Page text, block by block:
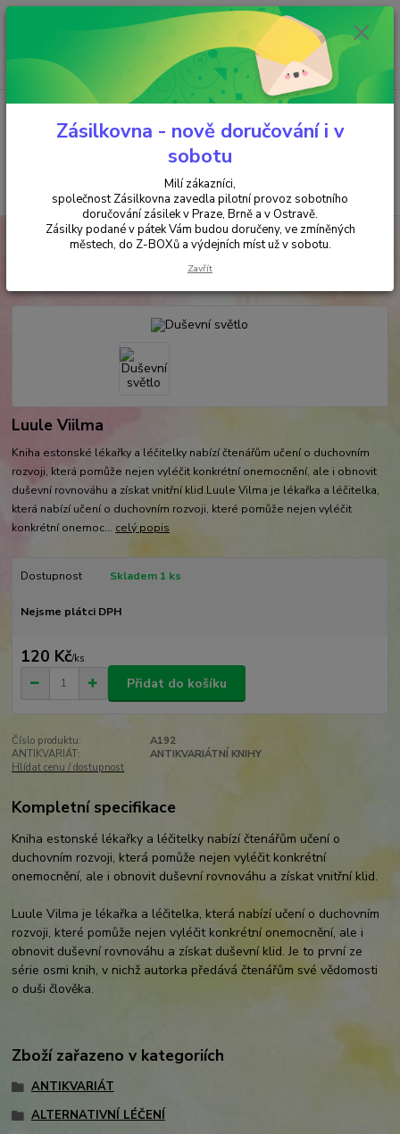
Minimální hodnota objednávky je 200 kč. Při nákupu nad 2000,- Kč je
požadována platba předem na účet.
Menu
+420 737 737 037
(Po-Pá, 9-18 hod.)
za
ANTIKVARIÁT Duševní světlo
Luule Viilma
Kniha estonské lékařky a léčitelky nabízí čtenářům učení o duchovním
rozvoji, která pomůže nejen vyléčit konkrétní onemocnění, ale i obnovit
duševní rovnováhu a získat vnitřní klid.Luule Vilma je lékařka a léčitelka,
která nabízí učení o duchovním rozvoji, které pomůže nejen vyléčit
konkrétní onemoc... celý popis
Dostupnost Skladem 1 ks
Nejsme plátci DPH
120 Kč/ks
Přidat do košíku
Číslo produktu:
A192
ANTIKVARIÁT:
ANTIKVARIÁTNÍ KNIHY
Hlídat cenu / dostupnost
Kompletní specifikace
Kniha estonské lékařky a léčitelky nabízí čtenářům učení o
duchovním rozvoji, která pomůže nejen vyléčit konkrétní
onemocnění, ale i obnovit duševní rovnováhu a získat vnitřní klid.
Luule Vilma je lékařka a léčitelka, která nabízí učení o duchovním
rozvoji, které pomůže nejen vyléčit konkrétní onemocnění, ale i
obnovit duševní rovnováhu a získat duševní klid. Je to první ze
série osmi knih, v nichž autorka předává čtenářům své vědomosti
o duši člověka.
Zboží zařazeno v kategoriích
ANTIKVARIÁT
ALTERNATIVNÍ LÉČENÍ
Zásilkovna - nově doručování i v
sobotu
Milí zákazníci,
společnost Zásilkovna zavedla pilotní provoz sobotního
doručování zásilek v Praze, Brně a v Ostravě.
Zásilky podané v pátek Vám budou doručeny, ve zmíněných
městech, do Z-BOXů a výdejních míst už v sobotu.
Zavřít